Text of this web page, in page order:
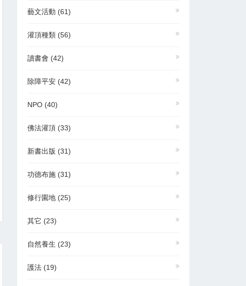
藝文活動 (61)
灌頂種類 (56)
讀書會 (42)
除障平安 (42)
NPO (40)
佛法灌頂 (33)
新書出版 (31)
功德布施 (31)
修行園地 (25)
其它 (23)
自然養生 (23)
護法 (19)